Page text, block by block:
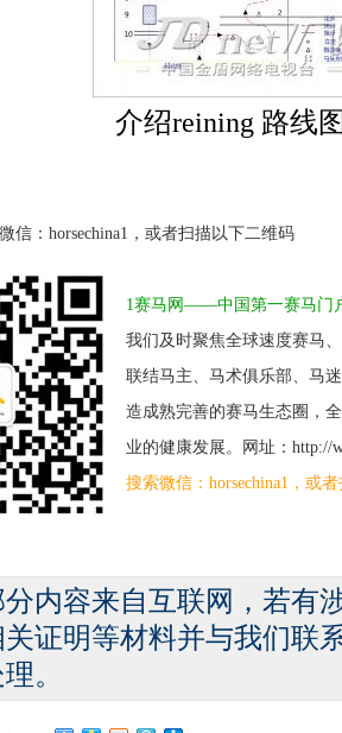
介绍reining 路线
信：horsechina1，或者扫描以下二维码
1赛马网——中国第一赛马门
我们及时聚焦全球速度赛马
联结马主、马术俱乐部、马
造成熟完善的赛马生态圈，
业的健康发展。网址：http://
搜索微信：horsechina1，或
内容来自互联网，若有
证明等材料并与我们联
。